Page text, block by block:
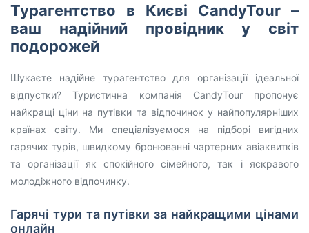
Турагентство в Києві CandyTour –
ваш надійний провідник у світ
подорожей
Шукаєте надійне турагентство для організації ідеальної
відпустки? Туристична компанія CandyTour пропонує
найкращі ціни на путівки та відпочинок у найпопулярніших
країнах світу. Ми спеціалізуємося на підборі вигідних
гарячих турів, швидкому бронюванні чартерних авіаквитків
та організації як спокійного сімейного, так і яскравого
молодіжного відпочинку.
Гарячі тури та путівки за найкращими цінами
онлайн